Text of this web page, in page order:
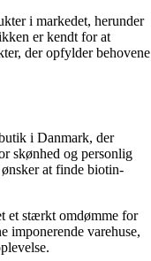
i markedet, herunder
er kendt for at
der opfylder behovene
i Danmark, der
skønhed og personlig
at finde biotin-
et stærkt omdømme for
imponerende varehuse,